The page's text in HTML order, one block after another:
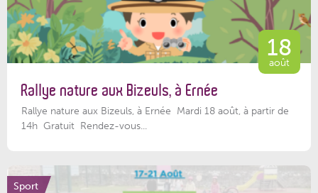
18
août
Rallye nature aux Bizeuls, à Ernée
Rallye nature aux Bizeuls, à Ernée Mardi 18 août, à partir de
14h Gratuit Rendez-vous...
Sport